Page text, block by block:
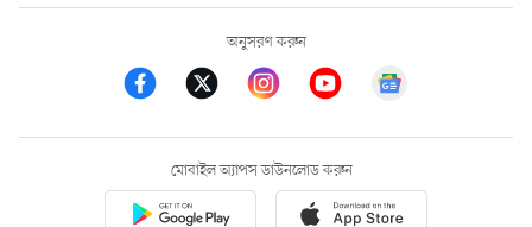
অনুসরণ করুন
মোবাইল অ্যাপস ডাউনলোড করুন